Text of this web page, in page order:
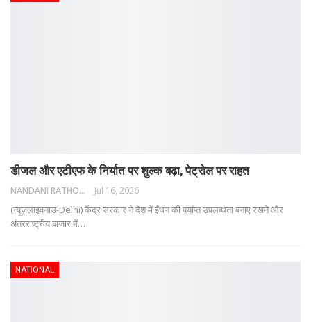
डीजल और एटीएफ के निर्यात पर शुल्क बढ़ा, पेट्रोल पर राहत
NANDANI RATHORE Jul 16, 2026
(न्यूज़लाइवनाउ-Delhi) केंद्र सरकार ने देश में ईंधन की पर्याप्त उपलब्धता बनाए रखने और
अंतरराष्ट्रीय बाजार में…
NATIONAL